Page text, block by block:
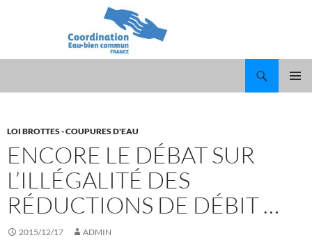
LOI BROTTES - COUPURES D'EAU
ENCORE LE DÉBAT SUR
L’ILLÉGALITÉ DES
RÉDUCTIONS DE DÉBIT …
2015/12/17 ADMIN